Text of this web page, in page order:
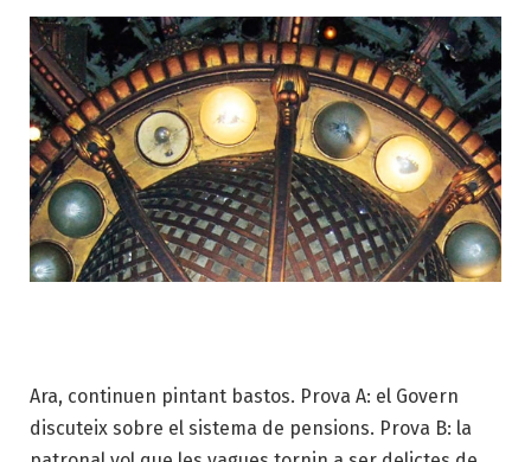
Ara, continuen pintant bastos. Prova A: el Govern
discuteix sobre el sistema de pensions. Prova B: la